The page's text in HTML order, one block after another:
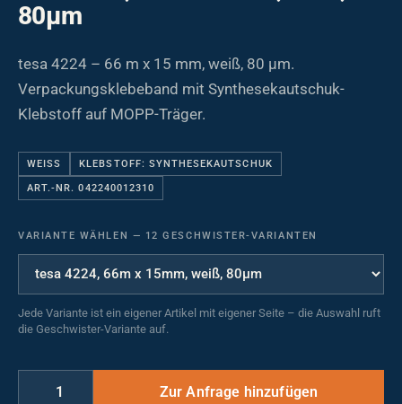
80µm
tesa 4224 – 66 m x 15 mm, weiß, 80 µm.
Verpackungsklebeband mit Synthesekautschuk-
Klebstoff auf MOPP-Träger.
WEISS KLEBSTOFF: SYNTHESEKAUTSCHUK
ART.-NR. 042240012310
VARIANTE WÄHLEN — 12 GESCHWISTER-VARIANTEN
Jede Variante ist ein eigener Artikel mit eigener Seite – die Auswahl ruft
die Geschwister-Variante auf.